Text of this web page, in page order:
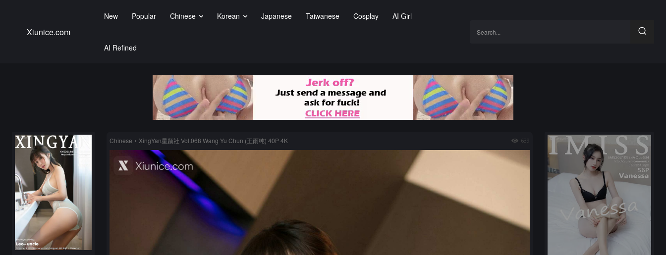
Xiunice.com
New Popular Chinese Korean Japanese Taiwanese Cosplay AI Girl
AI Refined
Search...
Chinese XingYan星颜社 Vol.068 Wang Yu Chun (王雨纯) 40P 4K 639